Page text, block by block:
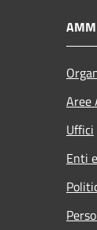
Aree
Uffici
Enti